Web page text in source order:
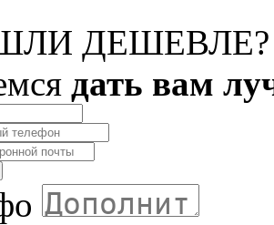
ДЕШЕВЛЕ?
дать вам